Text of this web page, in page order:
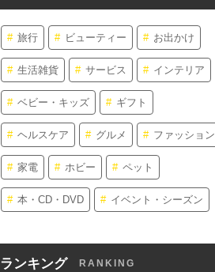
旅行 ビューティー お出かけ
生活雑貨 サービス インテリア
ベビー・キッズ ギフト
ヘルスケア グルメ ファッション
家電 ホビー ペット
本・CD・DVD イベント・シーズン
ランキング RANKING